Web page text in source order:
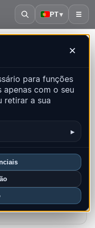
PT▾ ☰
✕
para funções
apenas com o seu
retirar a sua
▸
recentes
neste país
Principais regiões